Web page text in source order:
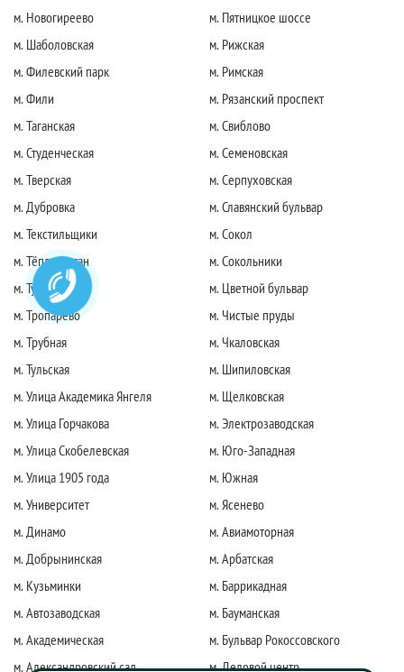
м. Новогиреево
м. Шаболовская
м. Филевский парк
м. Фили
м. Таганская
м. Студенческая
м. Тверская
м. Дубровка
м. Текстильщики
м. Тёплый стан
м. Тушинская
м. Тропарево
м. Трубная
м. Тульская
м. Улица Академика Янгеля
м. Улица Горчакова
м. Улица Скобелевская
м. Улица 1905 года
м. Университет
м. Динамо
м. Добрынинская
м. Кузьминки
м. Автозаводская
м. Академическая
м. Александровский сад
м. Пятницкое шоссе
м. Рижская
м. Римская
м. Рязанский проспект
м. Свиблово
м. Семеновская
м. Серпуховская
м. Славянский бульвар
м. Сокол
м. Сокольники
м. Цветной бульвар
м. Чистые пруды
м. Чкаловская
м. Шипиловская
м. Щелковская
м. Электрозаводская
м. Юго-Западная
м. Южная
м. Ясенево
м. Авиамоторная
м. Арбатская
м. Баррикадная
м. Бауманская
м. Бульвар Рокоссовского
м. Деловой центр